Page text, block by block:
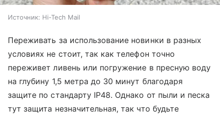
Источник: Hi-Tech Mail
Переживать за использование новинки в разных
условиях не стоит, так как телефон точно
переживет ливень или погружение в пресную воду
на глубину 1,5 метра до 30 минут благодаря
защите по стандарту IP48. Однако от пыли и песка
тут защита незначительная, так что будьте